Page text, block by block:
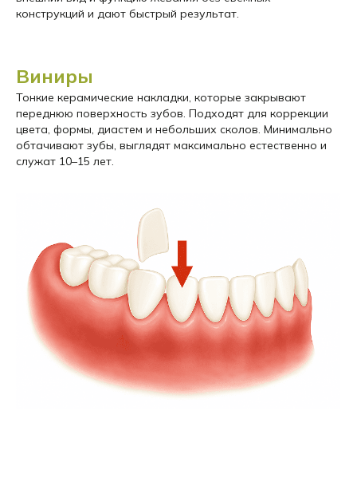
конструкций и дают быстрый результат.
Виниры
Тонкие керамические накладки, которые закрывают
переднюю поверхность зубов. Подходят для коррекции
цвета, формы, диастем и небольших сколов. Минимально
обтачивают зубы, выглядят максимально естественно и
служат 10–15 лет.